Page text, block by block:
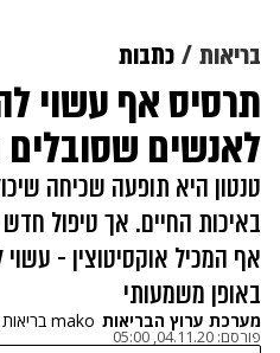
בריאות כתבות
תרסיס אף עשוי
לאנשים שסובלים
טנטון היא תופעה שכיחה
באיכות החיים. אך טיפול
אף המכיל אוקסיטוצין -
באופן משמעותי
מערכת ערוץ הבריאות mako בריאות
פורסם: 04.11.20, 05:00